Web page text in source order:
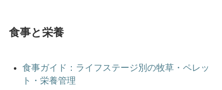
食事と栄養
食事ガイド：ライフステージ別の牧草・ペレッ
ト・栄養管理